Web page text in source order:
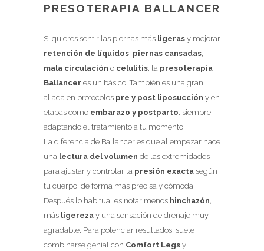
PRESOTERAPIA BALLANCER
Si quieres sentir las piernas más ligeras y mejorar
retención de líquidos piernas cansadas
mala circulación o celulitis , la presoterapia
Ballancer es un básico. También es una gran
aliada en protocolos pre y post liposucción y en
etapas como embarazo y postparto , siempre
adaptando el tratamiento a tu momento.
La diferencia de Ballancer es que al empezar hace
una lectura del volumen de las extremidades
para ajustar y controlar la presión exacta según
tu cuerpo, de forma más precisa y cómoda.
Después lo habitual es notar menos hinchazón
más ligereza y una sensación de drenaje muy
agradable. Para potenciar resultados, suele
combinarse genial con Comfort Legs y